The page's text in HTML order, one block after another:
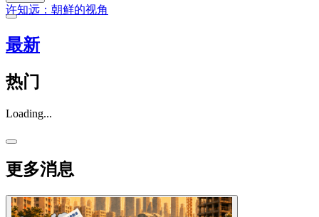
许知远：朝鲜的视角
最新
热门
Loading...
更多消息